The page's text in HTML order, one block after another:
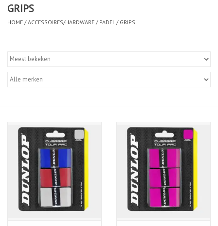
Merken
GRIPS
HOME /ACCESSOIRES/HARDWARE / PADEL / GRIPS